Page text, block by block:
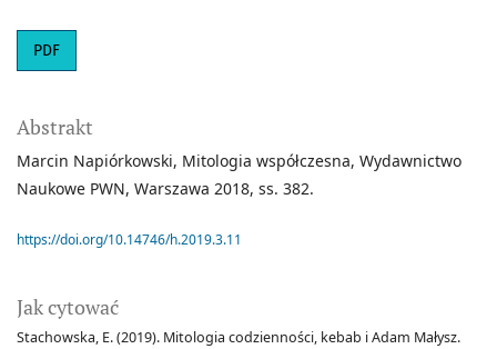
PDF
Jak cytować
Stachowska, E. (2019). Mitologia codzienności, kebab i Adam Małysz.
Abstrakt
Marcin Napiórkowski, Mitologia współczesna, Wydawnictwo
Naukowe PWN, Warszawa 2018, ss. 382.
https://doi.org/10.14746/h.2019.3.11